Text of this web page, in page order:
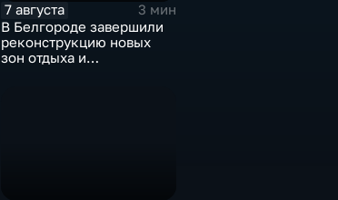
7 августа
3 мин
В Белгороде завершили
реконструкцию новых
зон отдыха и